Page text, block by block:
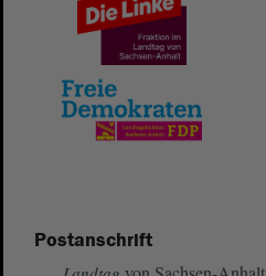
Postanschrift